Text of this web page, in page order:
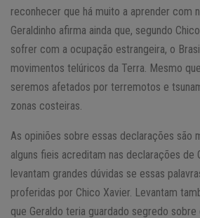
reconhecer que há muito a aprender com
Geraldinho afirma ainda que, segundo
sofrer com a ocupação estrangeira, o
movimentos telúricos da Terra. Mesmo
seremos afetados por terremotos e
zonas costeiras.
As opiniões sobre essas declarações são
alguns fieis acreditam nas declarações de
levantam grandes dúvidas se essas
proferidas por Chico Xavier. Levantam
que Geraldo teria guardado segredo